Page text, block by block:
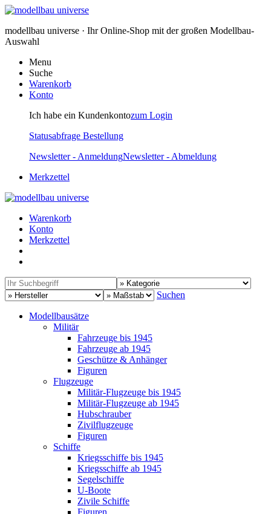
modellbau universe · Ihr Online-Shop mit der großen Modellbau-
Auswahl
Menu
Suche
Warenkorb
Konto
Ich habe ein Kundenkontozum Login
Statusabfrage Bestellung
Newsletter - AnmeldungNewsletter - Abmeldung
Merkzettel
Warenkorb
Konto
Merkzettel
Suchen
Modellbausätze
Militär
Fahrzeuge bis 1945
Fahrzeuge ab 1945
Geschütze & Anhänger
Figuren
Flugzeuge
Militär-Flugzeuge bis 1945
Militär-Flugzeuge ab 1945
Hubschrauber
Zivilflugzeuge
Figuren
Schiffe
Kriegsschiffe bis 1945
Kriegsschiffe ab 1945
Segelschiffe
U-Boote
Zivile Schiffe
Figuren